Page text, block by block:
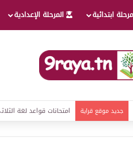
مرحلة ابتدائية المرحلة الإعدادية
جديد موقع قراية امتحانات قواعد لغة